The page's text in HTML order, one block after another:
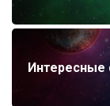
Интересные